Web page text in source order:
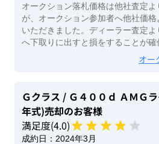
オークション落札価格は他社査定
が、オークション参加者へ他社価
いただきました。ディーラー査定
へ下取りに出すと損をすることが確
オー
Ｇクラス / Ｇ４００ｄ ＡＭＧ
年式)売却のお客様
満足度(4.0)
成約日： 2024年3月